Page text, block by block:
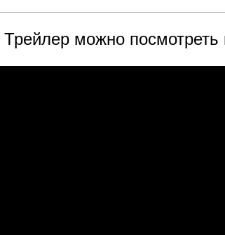
можно посмотреть